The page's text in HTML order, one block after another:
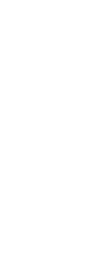
thuê thiết bị hệ